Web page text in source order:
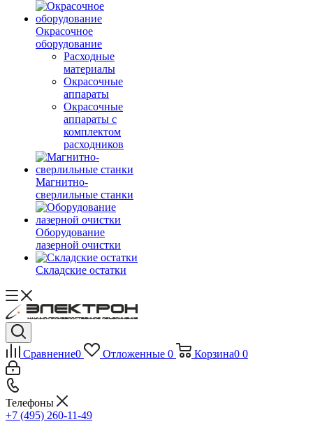
Окрасочное
оборудование
Расходные
материалы
Окрасочные
аппараты
Окрасочные
аппараты с
комплектом
расходников
Магнитно-
сверлильные станки
Оборудование
лазерной очистки
Складские остатки
Сравнение0 Отложенные 0 Корзина0 0
Телефоны
+7 (495) 260-11-49